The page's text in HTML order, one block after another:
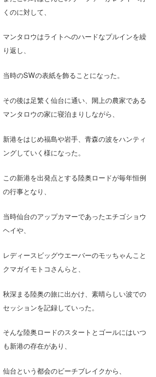
くのに対して、
マンタロウはライトへのハードなプルインを繰
り返し、
当時のSWの表紙を飾ることになった。
その後は足繁く仙台に通い、閖上の農家である
マンタロウの家に寝泊まりしながら、
新港をはじめ福島や岩手、青森の波をハンティ
ングしていく様になった。
この新港を出発点とする陸奥ロードが毎年恒例
の行事となり、
当時仙台のアップカマーであったエチゴショウ
ヘイや、
レディースビッグウエーバーのモッちゃんこと
クマガイモトコさんらと、
秋深まる陸奥の旅に出かけ、素晴らしい波での
セッションを記録していった。
そんな陸奥ロードのスタートとゴールにはいつ
も新港の存在があり、
仙台という都会のビーチブレイクから、